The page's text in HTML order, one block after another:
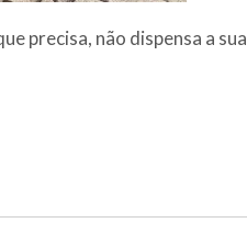
precisa, não dispensa a sua